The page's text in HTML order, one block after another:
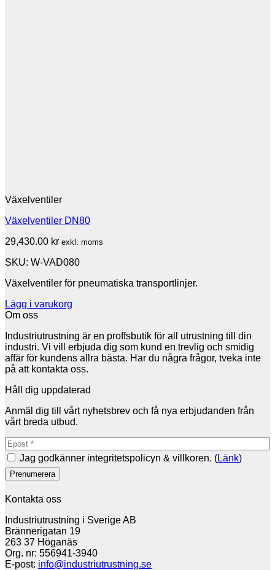
Växelventiler
Växelventiler DN80
29,430.00 kr exkl. moms
SKU: W-VAD080
Växelventiler för pneumatiska transportlinjer.
Lägg i varukorg
Om oss
Industriutrustning är en proffsbutik för all utrustning till din
industri. Vi vill erbjuda dig som kund en trevlig och smidig
affär för kundens allra bästa. Har du några frågor, tveka inte
på att kontakta oss.
Håll dig uppdaterad
Anmäl dig till vårt nyhetsbrev och få nya erbjudanden från
vårt breda utbud.
Jag godkänner integritetspolicyn & villkoren. (Länk)
Kontakta oss
Industriutrustning i Sverige AB
Brännerigatan 19
263 37 Höganäs
Org. nr: 556941-3940
E-post: info@industriutrustning.se